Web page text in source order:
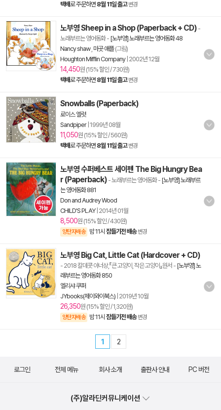
택배로 주문하면 8월 11일 출고 변경
노부영 Sheep in a Shop (Paperback + CD) -
노래부르는 영어동화- [노부영] 노래부르는 영어동화 48
Nancy shaw, 마곳 애플(그림)
Houghton Mifflin Company| 2002년 12월
14,450원 (15% 할인 / 730원)
택배로 주문하면 8월 11일 출고 변경
Snowballs (Paperback)
로이스 엘럿
Sandpiper| 1999년 08월
11,050원 (15% 할인 / 560원)
택배로 주문하면 8월 11일 출고 변경
노부영 수퍼베스트 세이펜 The Big Hungry Bea
r (Paperback) - 노래부르는 영어동화- [노부영] 노래부르
는 영어동화 881
Don and Audrey Wood
CHILD'S PLAY| 2014년 01월
8,500원 (15% 할인 / 430원)
양탄자배송 밤 11시 잠들기전 배송 변경
노부영 Big Cat, Little Cat (Hardcover + CD)
- 2018 칼데콧 아너상,『큰 고양이, 작은 고양이』원서 - [노부영] 노
래부르는 영어동화 850
엘리샤 쿠퍼
JYbooks(제이와이북스) 2019년 10월
26,350원 (15% 할인 / 1,320원)
양탄자배송 밤 11시 잠들기전 배송 변경
1 2
로그인 전체 메뉴 회사 소개 출판사 안내 PC 버전
(주)알라딘커뮤니케이션